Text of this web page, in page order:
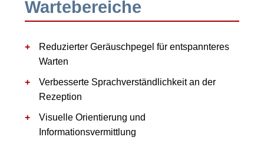
Wartebereiche
Reduzierter Geräuschpegel für entspannteres
Warten
Verbesserte Sprachverständlichkeit an der
Rezeption
Visuelle Orientierung und
Informationsvermittlung